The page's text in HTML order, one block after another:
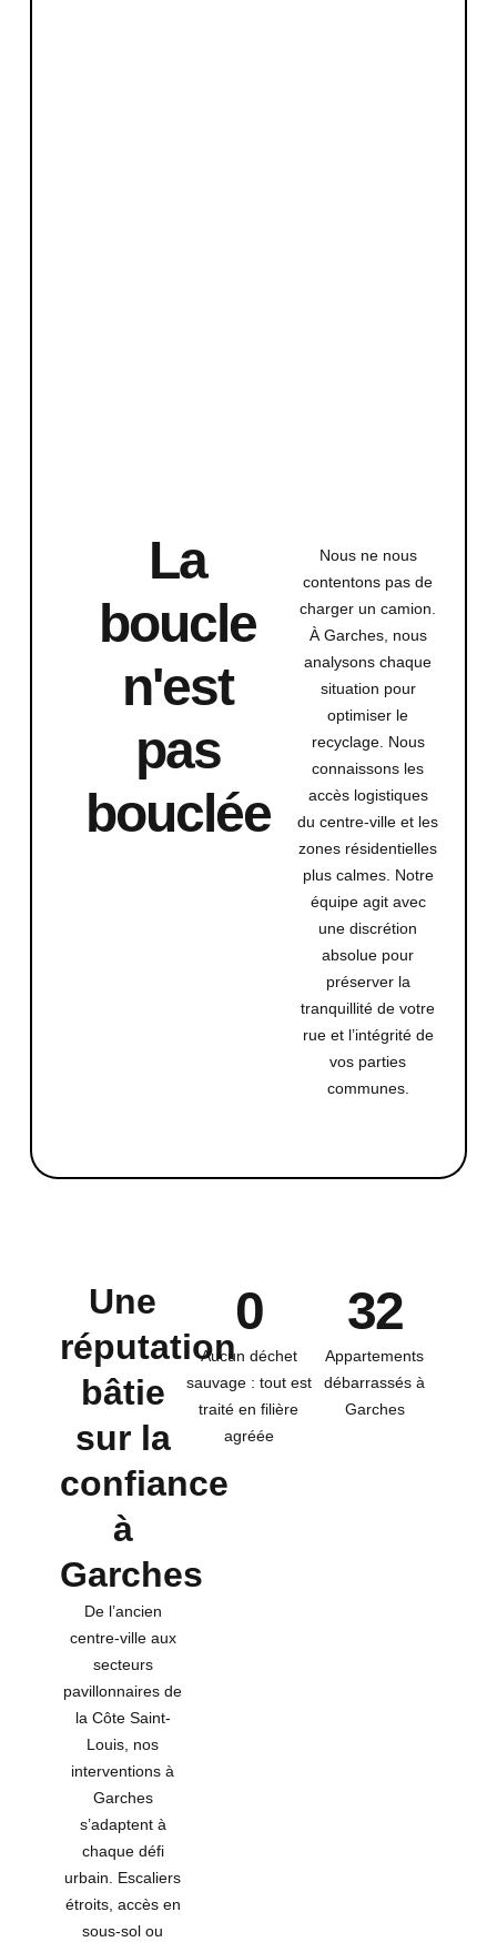
La
boucle
n'est
pas
bouclée
Nous ne nous
contentons pas de
charger un camion.
À Garches, nous
analysons chaque
situation pour
optimiser le
recyclage. Nous
connaissons les
accès logistiques
du centre-ville et les
zones résidentielles
plus calmes. Notre
équipe agit avec
une discrétion
absolue pour
préserver la
tranquillité de votre
rue et l’intégrité de
vos parties
communes.
Une
réputation
bâtie
sur la
confiance
à
Garches
De l’ancien
centre-ville aux
secteurs
pavillonnaires de
la Côte Saint-
Louis, nos
interventions à
Garches
s’adaptent à
chaque défi
urbain. Escaliers
étroits, accès en
sous-sol ou
0
Aucun déchet
sauvage : tout est
traité en filière
agréée
32
Appartements
débarrassés à
Garches